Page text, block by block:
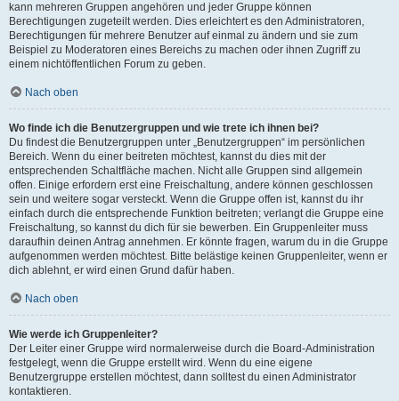
kann mehreren Gruppen angehören und jeder Gruppe können
Berechtigungen zugeteilt werden. Dies erleichtert es den Administratoren,
Berechtigungen für mehrere Benutzer auf einmal zu ändern und sie zum
Beispiel zu Moderatoren eines Bereichs zu machen oder ihnen Zugriff zu
einem nichtöffentlichen Forum zu geben.
Nach oben
Wo finde ich die Benutzergruppen und wie trete ich ihnen bei?
Du findest die Benutzergruppen unter „Benutzergruppen“ im persönlichen
Bereich. Wenn du einer beitreten möchtest, kannst du dies mit der
entsprechenden Schaltfläche machen. Nicht alle Gruppen sind allgemein
offen. Einige erfordern erst eine Freischaltung, andere können geschlossen
sein und weitere sogar versteckt. Wenn die Gruppe offen ist, kannst du ihr
einfach durch die entsprechende Funktion beitreten; verlangt die Gruppe eine
Freischaltung, so kannst du dich für sie bewerben. Ein Gruppenleiter muss
daraufhin deinen Antrag annehmen. Er könnte fragen, warum du in die Gruppe
aufgenommen werden möchtest. Bitte belästige keinen Gruppenleiter, wenn er
dich ablehnt, er wird einen Grund dafür haben.
Nach oben
Wie werde ich Gruppenleiter?
Der Leiter einer Gruppe wird normalerweise durch die Board-Administration
festgelegt, wenn die Gruppe erstellt wird. Wenn du eine eigene
Benutzergruppe erstellen möchtest, dann solltest du einen Administrator
kontaktieren.